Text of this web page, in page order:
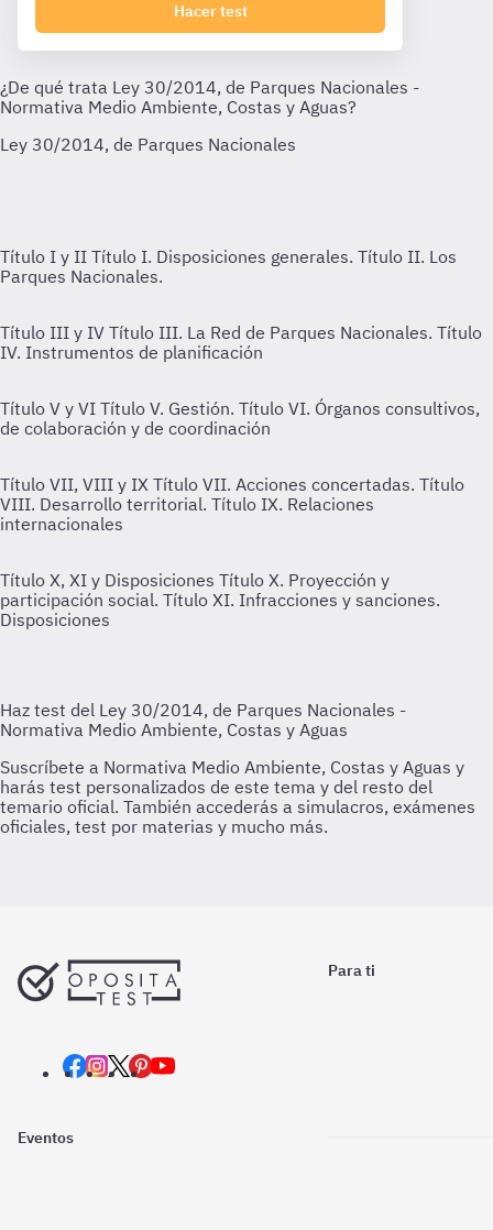
Hacer test
Título I y II Título I. Disposiciones generales. Título II. Los
Parques Nacionales.
Título III y IV Título III. La Red de Parques Nacionales. Título
IV. Instrumentos de planificación
Título V y VI Título V. Gestión. Título VI. Órganos consultivos,
de colaboración y de coordinación
Título VII, VIII y IX Título VII. Acciones concertadas. Título
VIII. Desarrollo territorial. Título IX. Relaciones
internacionales
Título X, XI y Disposiciones Título X. Proyección y
participación social. Título XI. Infracciones y sanciones.
Disposiciones
Para ti
Eventos